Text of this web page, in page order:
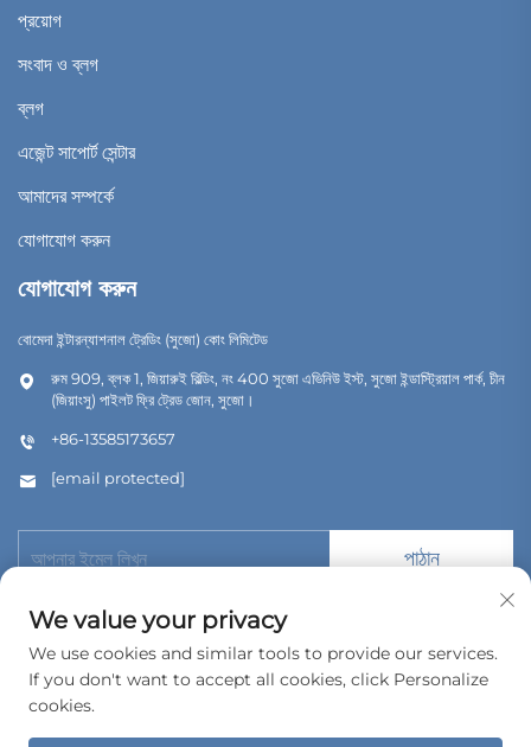
প্রয়োগ
সংবাদ ও ব্লগ
ব্লগ
এজেন্ট সাপোর্ট সেন্টার
আমাদের সম্পর্কে
যোগাযোগ করুন
যোগাযোগ করুন
বোমেদা ইন্টারন্যাশনাল ট্রেডিং (সুজো) কোং লিমিটেড
রুম 909, ব্লক 1, জিয়ারুই বিল্ডিং, নং 400 সুজো এভিনিউ ইস্ট, সুজো ইন্ডাস্ট্রিয়াল পার্ক, চীন
(জিয়াংসু) পাইলট ফ্রি ট্রেড জোন, সুজো।
+86-13585173657
[email protected]
পাঠান
কপিরাইট © 2026 বোমেদা ইন্টারন্যাশনাল ট্রেডিং (সুজৌ) কোং, লিমিটেড। সর্বস্বত্ব সংরক্ষিত।
গোপনীয়তা নীতি
We value your privacy
We use cookies and similar tools to provide our services.
If you don't want to accept all cookies, click Personalize
cookies.